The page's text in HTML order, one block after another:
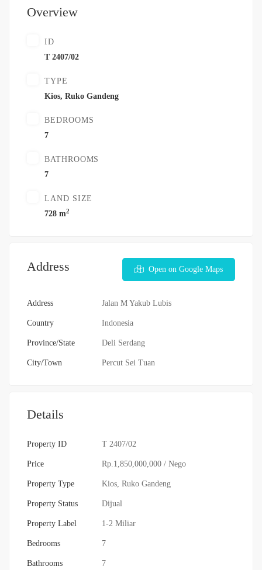
Overview
ID
T 2407/02
TYPE
Kios, Ruko Gandeng
BEDROOMS
7
BATHROOMS
7
LAND SIZE
728 m2
Address Open on Google Maps
Address Jalan M Yakub Lubis
Country Indonesia
Province/State Deli Serdang
City/Town Percut Sei Tuan
Details
Property ID T 2407/02
Price Rp.1,850,000,000 / Nego
Property Type Kios, Ruko Gandeng
Property Status Dijual
Property Label 1-2 Miliar
Bedrooms 7
Bathrooms 7